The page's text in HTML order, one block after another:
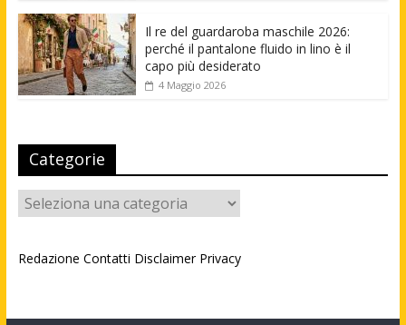
Il re del guardaroba maschile 2026:
perché il pantalone fluido in lino è il
capo più desiderato
4 Maggio 2026
Categorie
Categorie
Redazione Contatti Disclaimer Privacy